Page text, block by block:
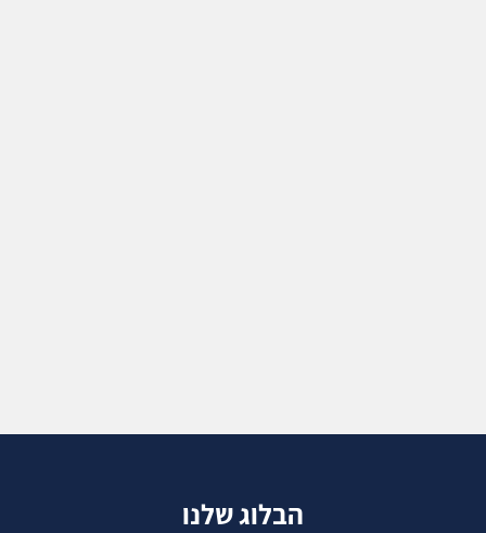
הבלוג שלנו